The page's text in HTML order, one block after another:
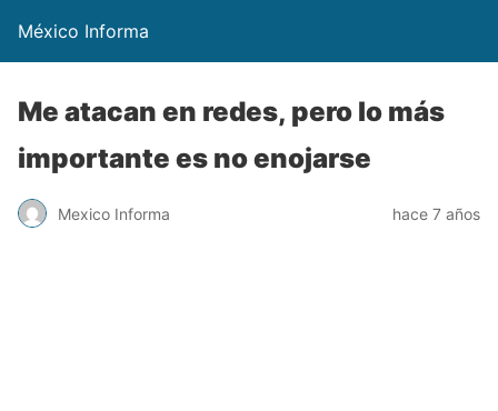
México Informa
Me atacan en redes, pero lo más
importante es no enojarse
Mexico Informa hace 7 años